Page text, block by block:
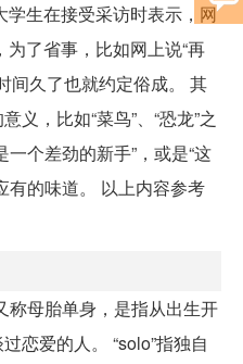
生在接受采访时表示，网
了省事，比如网上说“再
间久了也就约定俗成。 其
义，比如“菜鸟”、“恐龙”之
个差劲的新手”，或是“这
有的味道。 以上内容参考
母胎单身，是指从出生开
恋爱的人。 “solo”指独自